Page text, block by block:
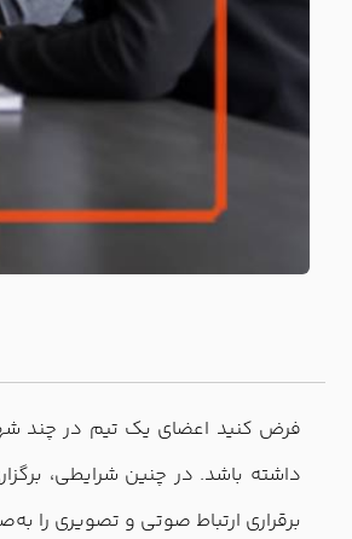
فرض کنید اعضای یک تیم در چند
داشته باشد. در چنین شرایطی،
برقراری ارتباط صوتی و تصویری را